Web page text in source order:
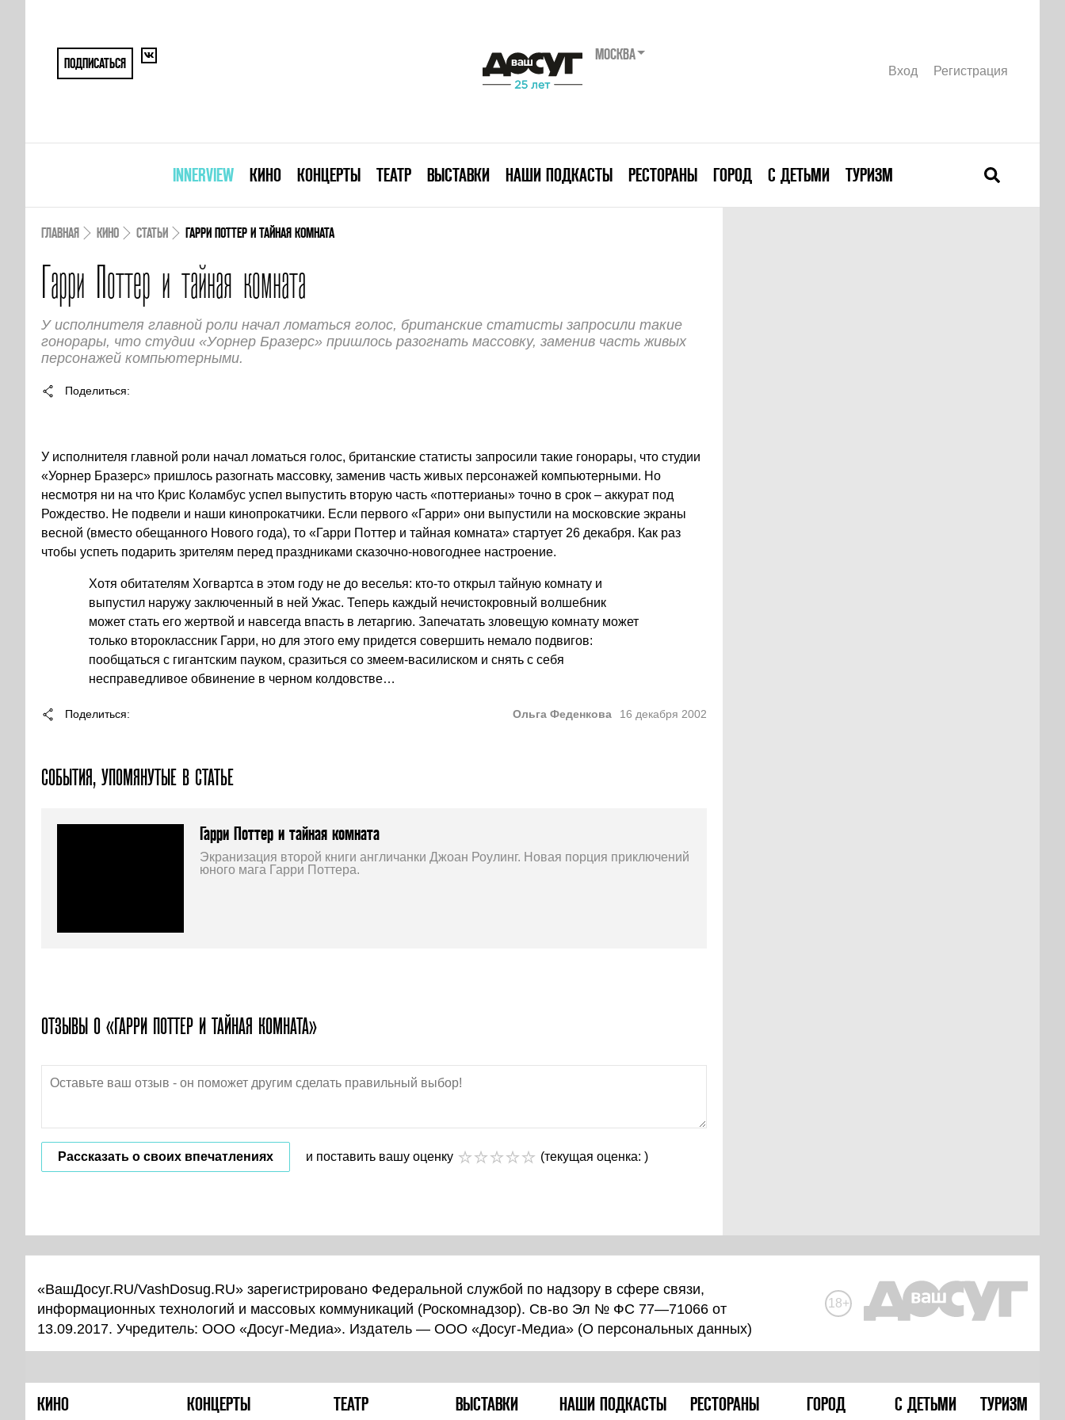
ПОДПИСАТЬСЯ
МОСКВА
Вход Регистрация
INNERVIEW КИНО КОНЦЕРТЫ ТЕАТР ВЫСТАВКИ НАШИ ПОДКАСТЫ РЕСТОРАНЫ ГОРОД С ДЕТЬМИ ТУРИЗМ
ГЛАВНАЯ КИНО СТАТЬИ ГАРРИ ПОТТЕР И ТАЙНАЯ КОМНАТА
Гарри Поттер и тайная комната
У исполнителя главной роли начал ломаться голос, британские статисты запросили такие
гонорары, что студии «Уорнер Бразерс» пришлось разогнать массовку, заменив часть живых
персонажей компьютерными.
Поделиться
У исполнителя главной роли начал ломаться голос, британские статисты запросили такие гонорары, что студии
«Уорнер Бразерс» пришлось разогнать массовку, заменив часть живых персонажей компьютерными. Но
несмотря ни на что Крис Коламбус успел выпустить вторую часть «поттерианы» точно в срок – аккурат под
Рождество. Не подвели и наши кинопрокатчики. Если первого «Гарри» они выпустили на московские экраны
весной (вместо обещанного Нового года), то «Гарри Поттер и тайная комната» стартует 26 декабря. Как раз
чтобы успеть подарить зрителям перед праздниками сказочно-новогоднее настроение.
Хотя обитателям Хогвартса в этом году не до веселья: кто-то открыл тайную комнату и
выпустил наружу заключенный в ней Ужас. Теперь каждый нечисто­кровный волшебник
может стать его жертвой и навсегда впасть в летаргию. Запечатать зловещую комнату может
только второклассник Гарри, но для этого ему придется совершить немало подвигов:
пообщаться с гигантским пауком, сразиться со змеем-василиском и снять с себя
несправедливое обвинение в черном колдовстве…
Поделиться Ольга Феденкова 16 декабря 2002
СОБЫТИЯ, УПОМЯНУТЫЕ В СТАТЬЕ
Гарри Поттер и тайная комната
Экранизация второй книги англичанки Джоан Роулинг. Новая порция приключений
юного мага Гарри Поттера.
ОТЗЫВЫ О «ГАРРИ ПОТТЕР И ТАЙНАЯ КОМНАТА»
Рассказать о своих впечатлениях и поставить вашу оценку (текущая оценка: )
«ВашДосуг.RU/VashDosug.RU» зарегистрировано Федеральной службой по надзору в сфере связи,
информационных технологий и массовых коммуникаций (Роскомнадзор). Св-во Эл № ФС 77—71066 от
13.09.2017. Учредитель: ООО «Досуг-Медиа». Издатель — ООО «Досуг-Медиа» (О персональных данных)
18+
КИНО КОНЦЕРТЫ ТЕАТР ВЫСТАВКИ НАШИ ПОДКАСТЫ РЕСТОРАНЫ ГОРОД С ДЕТЬМИ ТУРИЗМ